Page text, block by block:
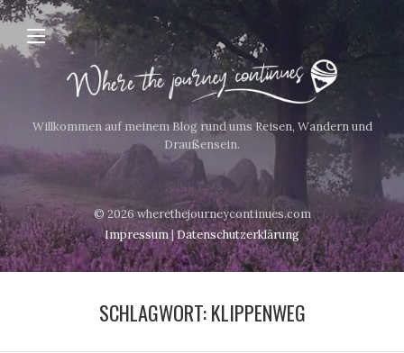
Willkommen auf meinem Blog rund ums Reisen, Wandern und
Draußensein.
© 2026 wherethejourneycontinues.com
Impressum|Datenschutzerklärung
SCHLAGWORT:KLIPPENWEG